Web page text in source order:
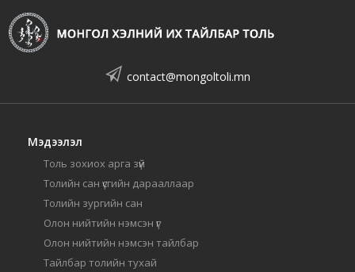
contact@mongoltoli.mn
Мэдээлэл
Толь зохиох арга зүй
Толийн сан үсгийн дарааллаар
Толийн зургийн сан
Олон нийтийн нэмсэн үг
Олон нийтийн нэмсэн тайлбар
Тайлбар толийн тухай